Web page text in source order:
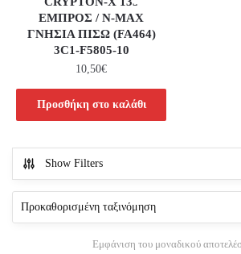
ΕΜΠΡΟΣ / N-MAX
ΓΝΗΣΙΑ ΠΙΣΩ (FA464)
3C1-F5805-10
10,50€
Προσθήκη στο καλάθι
Show Filters
Εμφάνιση του μοναδικού